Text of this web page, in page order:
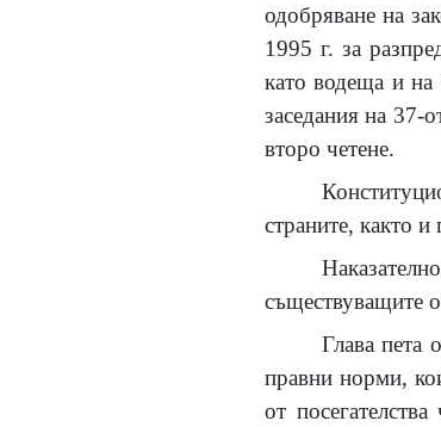
одобряване на
1995 г. за
като водеща и на
заседания на
второ четене.
страните, както
съществуващите
Глава пета
правни норми,
от